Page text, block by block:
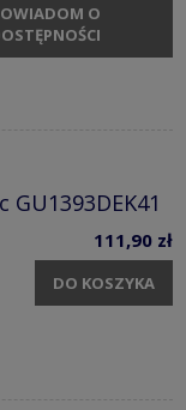
O
GU1393DEK41
111,90 zł
DO KOSZYKA